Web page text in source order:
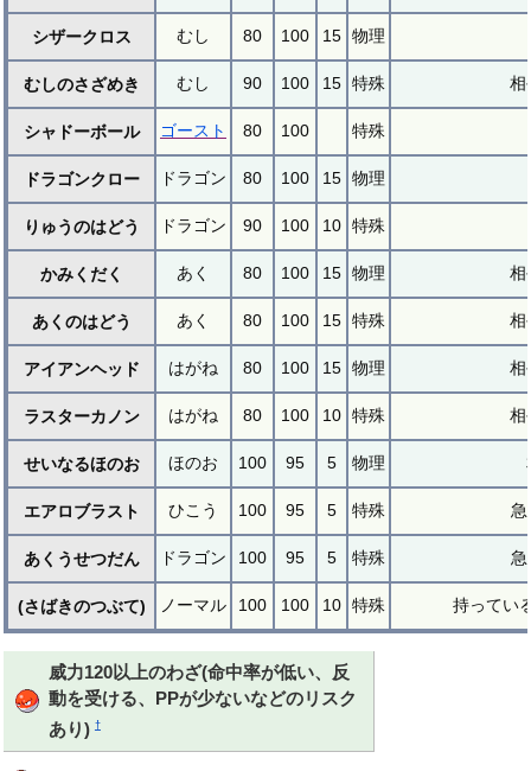
シザークロス むし 80 100 15 物理
むしのさざめき むし 90 100 15 特殊 相
シャドーボール ゴースト 80 100 特殊
ドラゴンクロー ドラゴン 80 100 15 物理
りゅうのはどう ドラゴン 90 100 10 特殊
かみくだく あく 80 100 15 物理 相
あくのはどう あく 80 100 15 特殊 相
アイアンヘッド はがね 80 100 15 物理 相
ラスターカノン はがね 80 100 10 特殊 相
せいなるほのお ほのお 100 95 5 物理
エアロブラスト ひこう 100 95 5 特殊 急
あくうせつだん ドラゴン 100 95 5 特殊 急
(さばきのつぶて) ノーマル 100 100 10 特殊 持ってい
威力120以上のわざ(命中率が低い、反
動を受ける、PPが少ないなどのリスク
あり) †